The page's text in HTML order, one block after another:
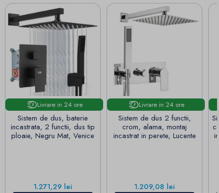
Livrare in 24 ore
Sistem de dus, baterie
incastrata, 2 functii, dus tip
ploaie, Negru Mat, Venice
Pret
1.271,29 lei
Livrare in 24 ore
Sistem de dus 2 functii,
crom, alama, montaj
incastrat in perete, Lucente
Pret
1.209,08 lei